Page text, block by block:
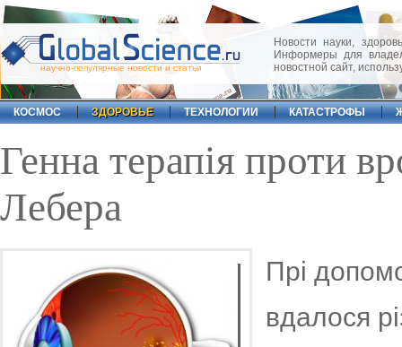
научно-популярные новости и статьи
Новости науки,
Информеры для
новостной сайт,
КОСМОС ЗДОРОВЬЕ ТЕХНОЛОГИИ КАТАСТРОФЫ
Генна терапія проти
Лебера
Прі
вдалося